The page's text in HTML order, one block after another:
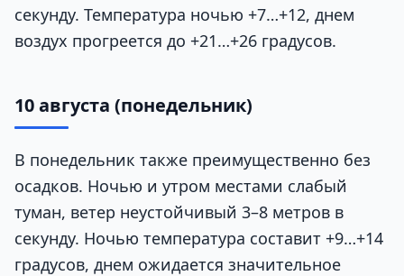
секунду. Температура ночью +7…+12, днем
воздух прогреется до +21…+26 градусов.
10 августа (понедельник)
В понедельник также преимущественно без
осадков. Ночью и утром местами слабый
туман, ветер неустойчивый 3–8 метров в
секунду. Ночью температура составит +9…+14
градусов, днем ожидается значительное